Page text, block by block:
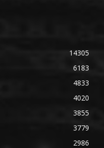
14305
6183
4833
4020
3855
3779
2986